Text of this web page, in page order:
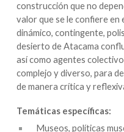
construcción que no
valor que se le confiere en
dinámico, contingente,
desierto de Atacama
así como agentes
complejo y diverso, para
de manera crítica y
Temáticas específicas:
Museos, políticas